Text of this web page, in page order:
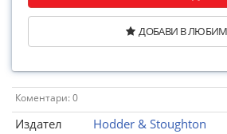
ДОБАВИ В
Коментари: 0
Издател
Hodder & Stoughton